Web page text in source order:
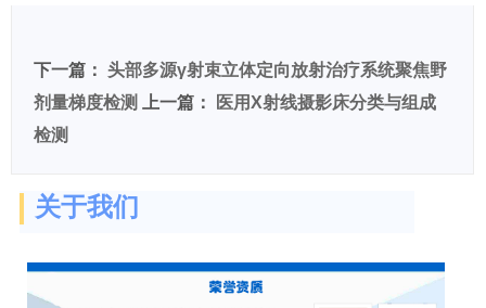
下一篇： 头部多源γ射束立体定向放射治疗系统聚焦野
剂量梯度检测
上一篇：
医用X射线摄影床分类与组成
检测
关于我们